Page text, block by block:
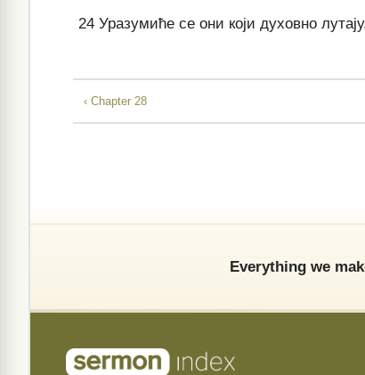
24 Уразумиће се они који духовно
‹ Chapter 28
Everything we